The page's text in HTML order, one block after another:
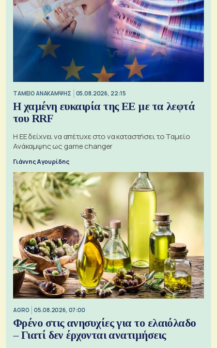
ΤΑΜΕΙΟ ΑΝΑΚΑΜΨΗΣ 05.08.2026, 22:15
Η χαμένη ευκαιρία της ΕΕ με τα λεφτά
του RRF
Η ΕΕ δείχνει να απέτυχε στο να καταστήσει το Ταμείο
Ανάκαμψης ως game changer
Γιάννης Αγουρίδης
AGRO 05.08.2026, 07:00
Φρένο στις ανησυχίες για το ελαιόλαδο
– Γιατί δεν έρχονται ανατιμήσεις